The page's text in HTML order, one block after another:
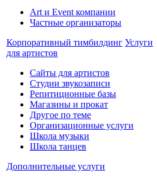
Art и Event компании
Частные организаторы
Корпоративный тимбилдинг Услуги
для артистов
Сайты для артистов
Студии звукозаписи
Репитиционные базы
Магазины и прокат
Другое по теме
Организационные услуги
Школа музыки
Школа танцев
Дополнительные услуги